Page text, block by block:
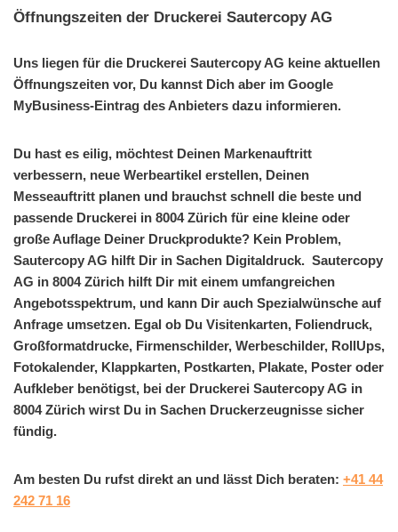
Öffnungszeiten der Druckerei Sautercopy AG
Uns liegen für die Druckerei Sautercopy AG keine aktuellen
Öffnungszeiten vor, Du kannst Dich aber im Google
MyBusiness-Eintrag des Anbieters dazu informieren.
Du hast es eilig, möchtest Deinen Markenauftritt
verbessern, neue Werbeartikel erstellen, Deinen
Messeauftritt planen und brauchst schnell die beste und
passende Druckerei in 8004 Zürich für eine kleine oder
große Auflage Deiner Druckprodukte? Kein Problem,
Sautercopy AG hilft Dir in Sachen Digitaldruck. Sautercopy
AG in 8004 Zürich hilft Dir mit einem umfangreichen
Angebotsspektrum, und kann Dir auch Spezialwünsche auf
Anfrage umsetzen. Egal ob Du Visitenkarten, Foliendruck,
Großformatdrucke, Firmenschilder, Werbeschilder, RollUps,
Fotokalender, Klappkarten, Postkarten, Plakate, Poster oder
Aufkleber benötigst, bei der Druckerei Sautercopy AG in
8004 Zürich wirst Du in Sachen Druckerzeugnisse sicher
fündig.
Am besten Du rufst direkt an und lässt Dich beraten: +41 44
242 71 16